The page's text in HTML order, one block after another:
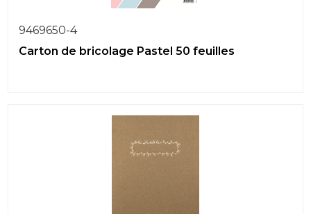
9469650-4
Carton de bricolage Pastel 50 feuilles